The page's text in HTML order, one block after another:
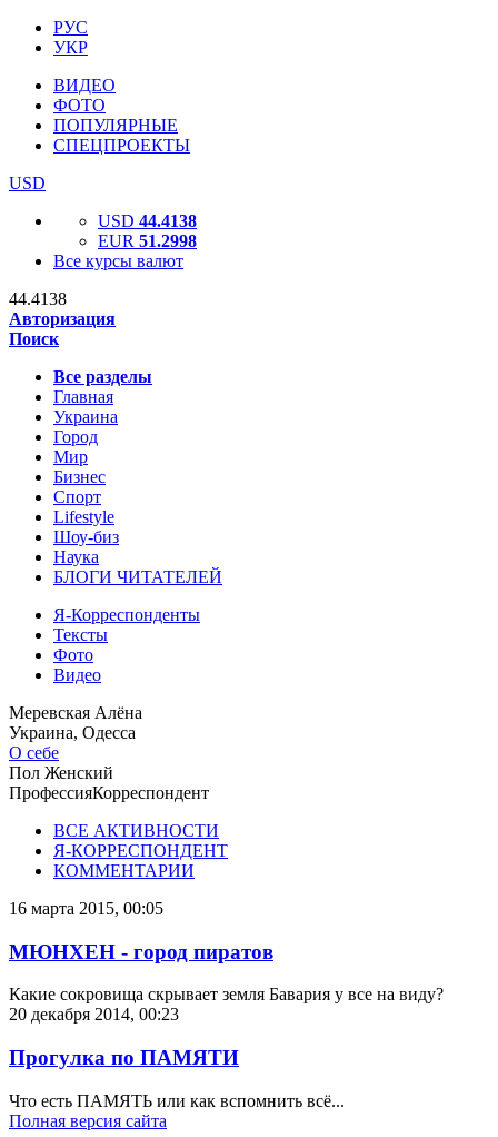
РУС
УКР
ВИДЕО
ФОТО
ПОПУЛЯРНЫЕ
СПЕЦПРОЕКТЫ
USD
USD 44.4138
EUR 51.2998
Все курсы валют
44.4138
Авторизация
Поиск
Все разделы
Главная
Украина
Город
Мир
Бизнес
Спорт
Lifestyle
Шоу-биз
Наука
БЛОГИ ЧИТАТЕЛЕЙ
Я-Корреспонденты
Тексты
Фото
Видео
Меревская Алёна
Украина, Одесса
О себе
Пол Женский
ПрофессияКорреспондент
ВСЕ АКТИВНОСТИ
Я-КОРРЕСПОНДЕНТ
КОММЕНТАРИИ
16 марта 2015, 00:05
МЮНХЕН - город пиратов
Какие сокровища скрывает земля Бавария у все на виду?
20 декабря 2014, 00:23
Прогулка по ПАМЯТИ
Что есть ПАМЯТЬ или как вспомнить всё...
Полная версия сайта